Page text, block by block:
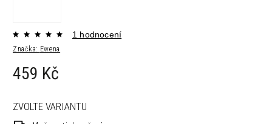
Značka: Ewena
1 hodnocení
459 Kč
ZVOLTE VARIANTU